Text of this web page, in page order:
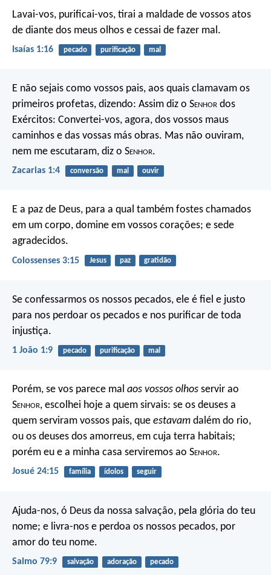
Lavai-vos, purificai-vos, tirai a maldade de vossos atos
de diante dos meus olhos e cessai de fazer mal.
Isaías 1:16 pecado purificação mal
E não sejais como vossos pais, aos quais clamavam os
primeiros profetas, dizendo: Assim diz o Senhor dos
Exércitos: Convertei-vos, agora, dos vossos maus
caminhos e das vossas más obras. Mas não ouviram,
nem me escutaram, diz o Senhor.
Zacarias 1:4 conversão mal ouvir
E a paz de Deus, para a qual também fostes chamados
em um corpo, domine em vossos corações; e sede
agradecidos.
Colossenses 3:15 Jesus paz gratidão
Se confessarmos os nossos pecados, ele é fiel e justo
para nos perdoar os pecados e nos purificar de toda
injustiça.
1 João 1:9 pecado purificação mal
Porém, se vos parece mal aos vossos olhos servir ao
Senhor, escolhei hoje a quem sirvais: se os deuses a
quem serviram vossos pais, que estavam dalém do rio,
ou os deuses dos amorreus, em cuja terra habitais;
porém eu e a minha casa serviremos ao Senhor.
Josué 24:15 família ídolos seguir
Ajuda-nos, ó Deus da nossa salvação, pela glória do teu
nome; e livra-nos e perdoa os nossos pecados, por
amor do teu nome.
Salmo 79:9 salvação adoração pecado